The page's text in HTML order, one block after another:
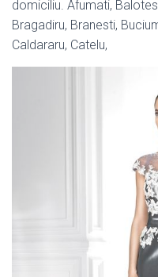
domiciliu. Afumati,
Bragadiru, Branesti,
Caldararu, Catelu,